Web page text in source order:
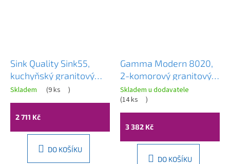
Sink Quality Sink55,
kuchyňský granitový
dřez 780x460x215 mm
+ chromový sifon, bílá,
SKQ-SINK.W.1KDOL.X
Skladem (9 ks )
2 711 Kč
DO KOŠÍKU
Gamma Modern 8020,
2-komorový granitový
dřez 795x495x210 mm,
bílá, GMA-ZLE000032
Skladem u dodavatele
(14 ks )
3 382 Kč
DO KOŠÍKU